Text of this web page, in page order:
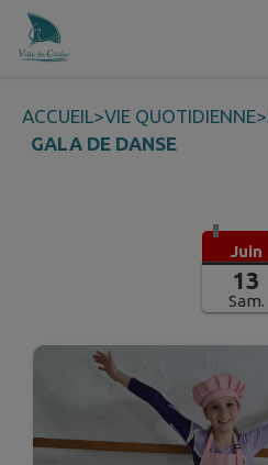
Contenu
ACCUEIL>VIE QUOTIDIENNE>
GALA DE DANSE
Juin
13
Sam.